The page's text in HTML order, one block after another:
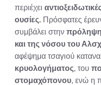
περιέχει
ουσίες. Πρόσφατες
συμβάλει στην
και της νόσου του
αφέψημα τσαγιού
κρυολογήματος, του
στομαχόπονου, ενώ η